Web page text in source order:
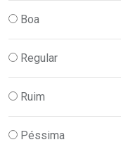
Boa
Regular
Ruim
Péssima